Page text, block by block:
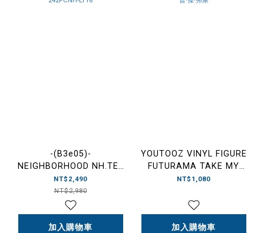
-(B3e05)-
NEIGHBORHOOD NH.TEE
LS-18 NBHD FW24 巧克力
插圖 薄長T-242PCNH-LT18
NT$2,490
NT$2,980
加入購物車
YOUTOOZ VINYL FIGURE
FUTURAMA TAKE MY
MONEY FRY 菲利普·傑·弗萊
NT$1,080
加入購物車